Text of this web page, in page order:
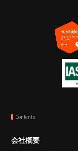
Contents
会社概要